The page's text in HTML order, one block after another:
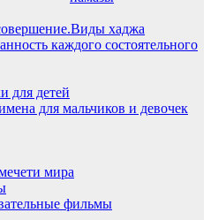
хаджа
каждого состоятельного
для детей
для мальчиков и девочек
мира
фильмы